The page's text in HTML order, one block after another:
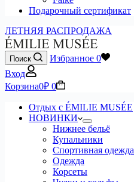
Подарочный сертификат
ЛЕТНЯЯ РАСПРОДАЖА
Поиск Избранное 0
Вход
Корзина0₽ 0
Отдых с ÉMILIE MUSÉE
НОВИНКИ
Нижнее бельё
Купальники
Спортивная одежда
Одежда
Корсеты